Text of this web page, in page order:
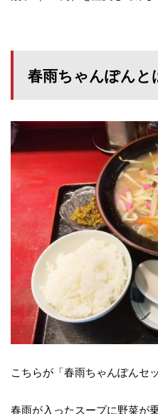
春雨ちゃんぽんと
こちらが「春雨ちゃんぽんセ
春雨が入ったスープに野菜が